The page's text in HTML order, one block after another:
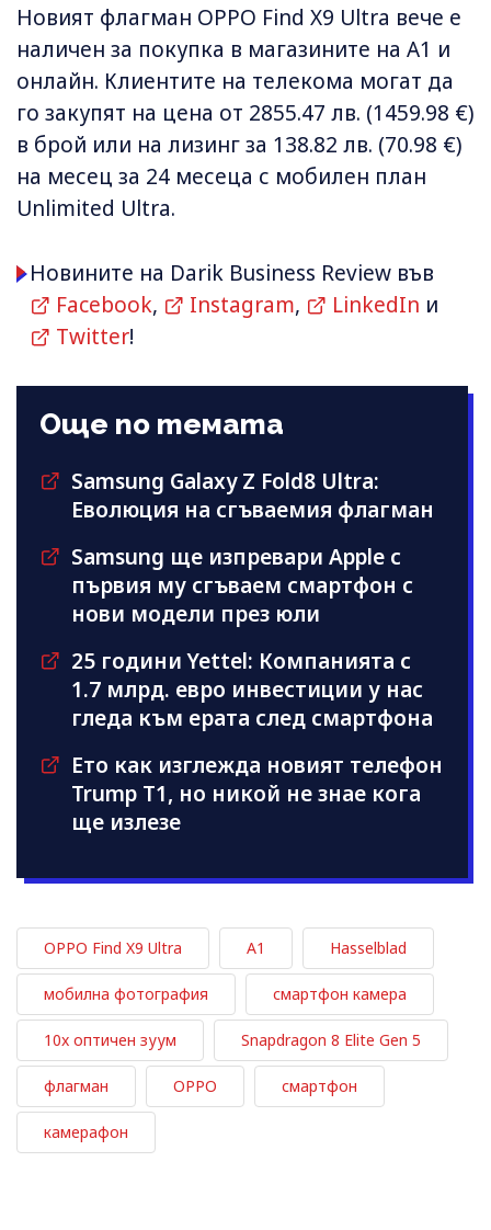
Новият флагман OPPO Find X9 Ultra вече е
наличен за покупка в магазините на A1 и
онлайн. Клиентите на телекома могат да
го закупят на цена от 2855.47 лв. (1459.98 €)
в брой или на лизинг за 138.82 лв. (70.98 €)
на месец за 24 месеца с мобилен план
Unlimited Ultra.
Новините на Darik Business Review във
Facebook, Instagram, LinkedIn и
Twitter!
Още по темата
Samsung Galaxy Z Fold8 Ultra:
Еволюция на сгъваемия флагман
Samsung ще изпревари Apple с
първия му сгъваем смартфон с
нови модели през юли
25 години Yettel: Компанията с
1.7 млрд. евро инвестиции у нас
гледа към ерата след смартфона
Ето как изглежда новият телефон
Trump T1, но никой не знае кога
ще излезе
OPPO Find X9 Ultra A1 Hasselblad
мобилна фотография смартфон камера
10x оптичен зуум Snapdragon 8 Elite Gen 5
флагман OPPO смартфон
камерафон